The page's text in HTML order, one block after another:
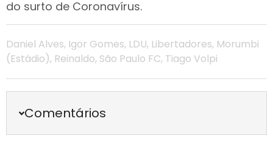
do surto de Coronavírus.
Daniel Alves, Igor Gomes, LDU, Libertadores, Morumbi
(estádio), Reinaldo, São Paulo FC, Tiago Volpi
Comentários